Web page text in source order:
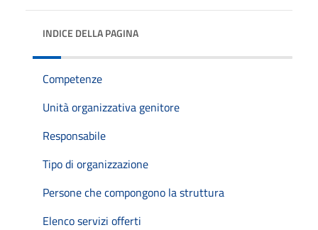
INDICE DELLA PAGINA
Competenze
Unità organizzativa genitore
Responsabile
Tipo di organizzazione
Persone che compongono la struttura
Elenco servizi offerti